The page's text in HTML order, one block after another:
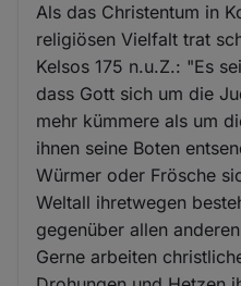
Als das Christentum in
religiösen Vielfalt trat
Kelsos 175 n.u.Z.: "Es
dass Gott sich um die
mehr kümmere als um
ihnen seine Boten
Würmer oder Frösche
Weltall ihretwegen
gegenüber allen
Gerne arbeiten